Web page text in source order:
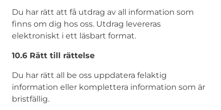
Du har rätt att få utdrag av all information som
finns om dig hos oss. Utdrag levereras
elektroniskt i ett läsbart format.
10.6 Rätt till rättelse
Du har rätt all be oss uppdatera felaktig
information eller komplettera information som är
bristfällig.